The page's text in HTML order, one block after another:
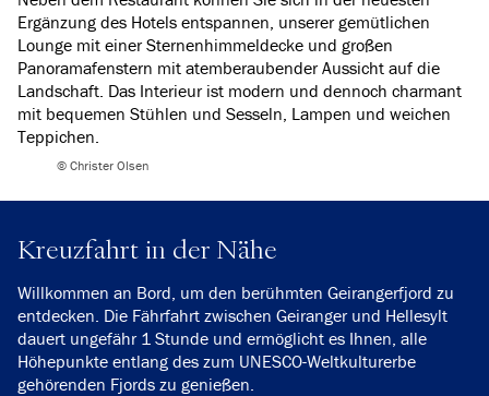
Ergänzung des Hotels entspannen, unserer gemütlichen
Lounge mit einer Sternenhimmeldecke und großen
Panoramafenstern mit atemberaubender Aussicht auf die
Landschaft. Das Interieur ist modern und dennoch charmant
mit bequemen Stühlen und Sesseln, Lampen und weichen
Teppichen.
© Christer Olsen
Kreuzfahrt in der Nähe
Willkommen an Bord, um den berühmten Geirangerfjord zu
entdecken. Die Fährfahrt zwischen Geiranger und Hellesylt
dauert ungefähr 1 Stunde und ermöglicht es Ihnen, alle
Höhepunkte entlang des zum UNESCO-Weltkulturerbe
gehörenden Fjords zu genießen.